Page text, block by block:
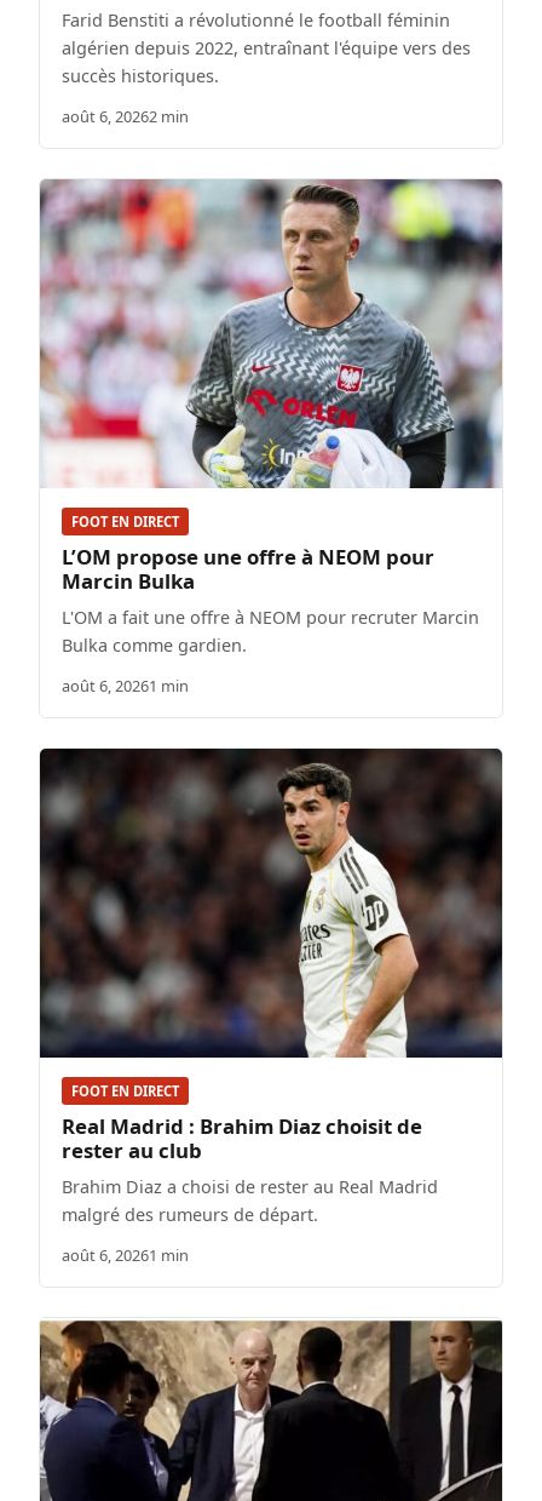
Farid Benstiti a révolutionné le football féminin
algérien depuis 2022, entraînant l'équipe vers des
succès historiques.
août 6, 20262 min
FOOT EN DIRECT
L’OM propose une offre à NEOM pour
Marcin Bulka
L'OM a fait une offre à NEOM pour recruter Marcin
Bulka comme gardien.
août 6, 20261 min
FOOT EN DIRECT
Real Madrid : Brahim Diaz choisit de
rester au club
Brahim Diaz a choisi de rester au Real Madrid
malgré des rumeurs de départ.
août 6, 20261 min